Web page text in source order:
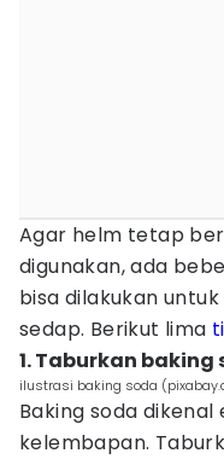
Agar helm tetap
digunakan, ada
bisa dilakukan
sedap. Berikut lima
1. Taburkan
ilustrasi baking soda
Baking soda
kelembapan.